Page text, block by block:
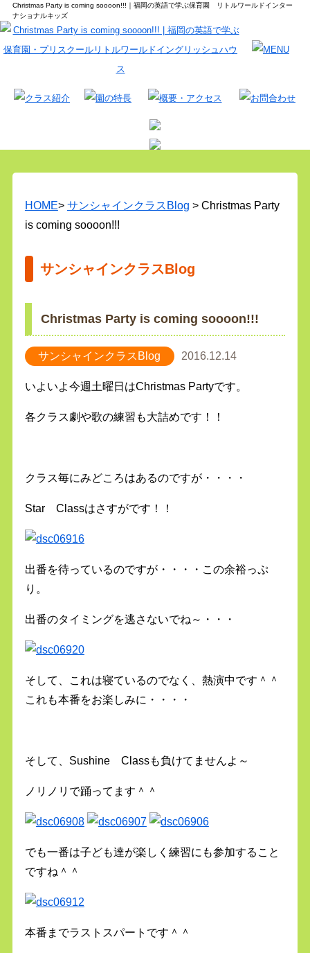
Christmas Party is coming soooon!!!｜福岡の英語で学ぶ保育園 リトルワールドインター
ナショナルキッズ
HOME> サンシャインクラスBlog > Christmas Party
is coming soooon!!!
サンシャインクラスBlog
Christmas Party is coming soooon!!!
サンシャインクラスBlog 2016.12.14
いよいよ今週土曜日はChristmas Partyです。
各クラス劇や歌の練習も大詰めです！！
クラス毎にみどころはあるのですが・・・・
Star Classはさすがです！！
出番を待っているのですが・・・・この余裕っぷ
り。
出番のタイミングを逃さないでね～・・・
そして、これは寝ているのでなく、熱演中です＾＾
これも本番をお楽しみに・・・・
そして、Sushine Classも負けてませんよ～
ノリノリで踊ってます＾＾
でも一番は子ども達が楽しく練習にも参加すること
ですね＾＾
本番までラストスパートです＾＾